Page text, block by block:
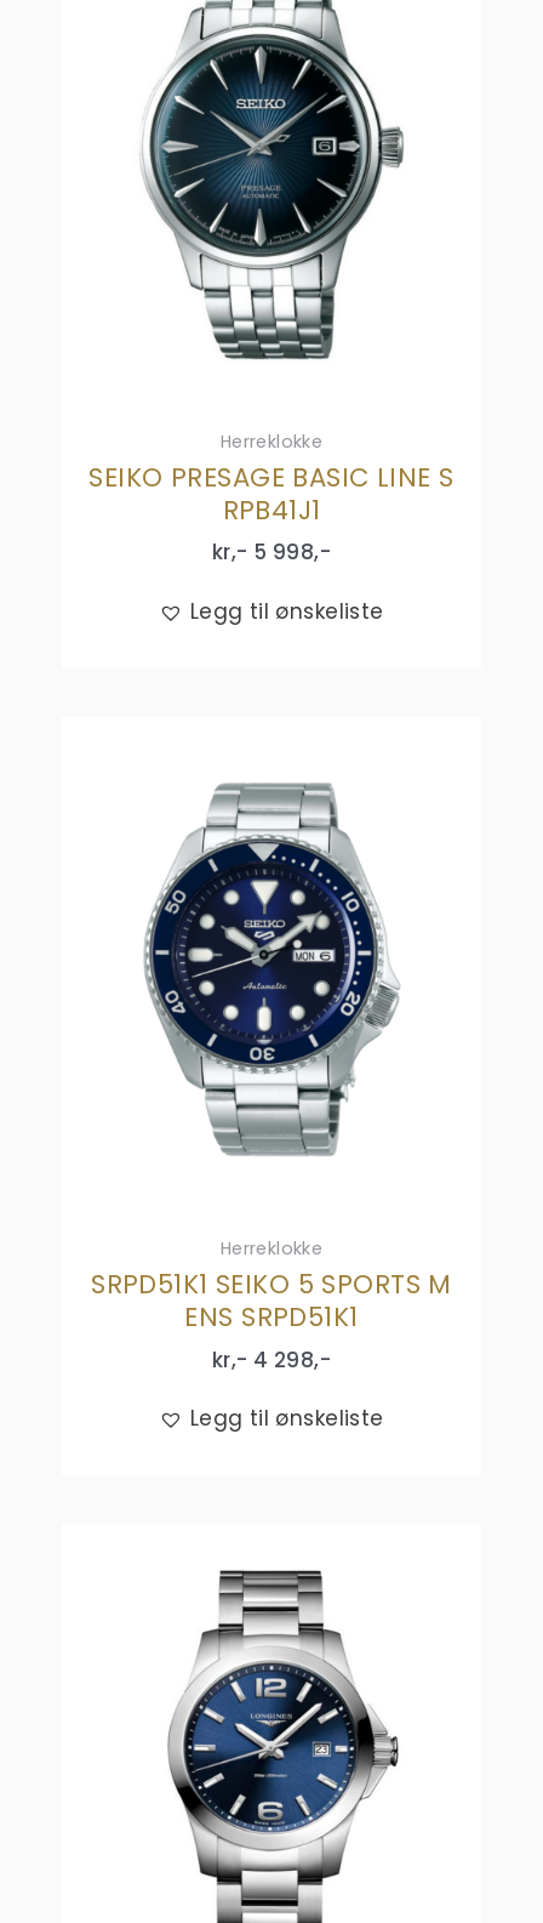
Herreklokke
SEIKO PRESAGE BASIC LINE S
RPB41J1
kr,- 5 998,-
Legg til ønskeliste
Herreklokke
SRPD51K1 SEIKO 5 SPORTS M
ENS SRPD51K1
kr,- 4 298,-
Legg til ønskeliste